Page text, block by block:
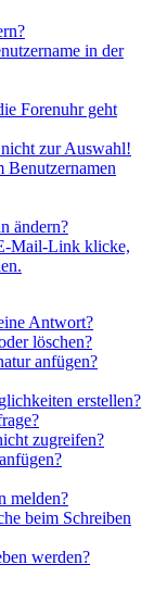
in der
Forenuhr geht
zur Auswahl!
Benutzernamen
ändern?
Mail-Link klicke,
Antwort?
löschen?
anfügen?
erstellen?
zugreifen?
melden?
beim Schreiben
werden?